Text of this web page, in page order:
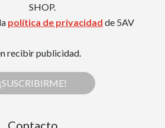
SHOP.
política de privacidad de 5AV
recibir publicidad.
¡SUSCRIBIRME!
Contacto